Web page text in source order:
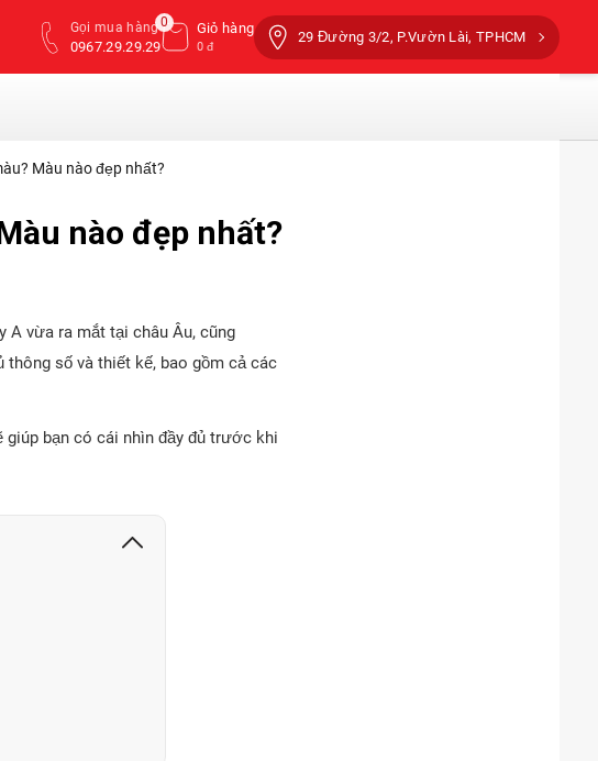
Gọi mua hàng
0967.29.29.29
Giỏ hàng
0 đ
0
29 Đường 3/2, P.Vườn Lài, TPHCM
Màu nào đẹp nhất?
nào đẹp nhất?
A vừa ra mắt tại châu Âu, cũng
số và thiết kế, bao gồm cả các
giúp bạn có cái nhìn đầy đủ trước khi